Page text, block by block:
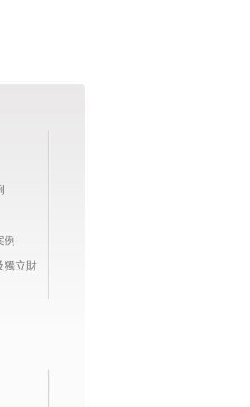
例
獨立財